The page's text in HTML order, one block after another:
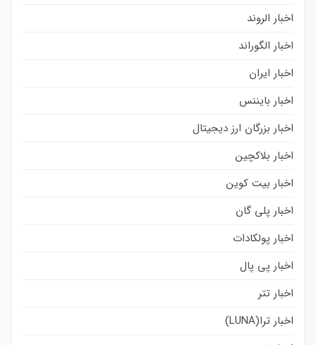
اخبار الروند
اخبار الگوراند
اخبار ایران
اخبار بایننس
اخبار بزرگان ارز دیجیتال
اخبار بلاکچین
اخبار بیت کوین
اخبار پلی گان
اخبار پولکادات
اخبار پی پال
اخبار تتر
اخبار ترا(LUNA)